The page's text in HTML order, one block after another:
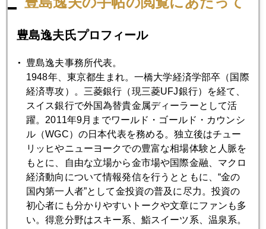
視野の円高。
そして国際金価格は９ドルほど上昇中。米国債１０年の利回
マネー流入中。日本時間夕方時点。
2021年
1月 2月 3月 4月 5月 6月
7月 8月 9月 10月 11月 12月
2021年11月30日
パウエル議会証言原文公表、利上げ観測後退に一石
豊島逸夫氏プロフィール
豊島逸夫事務所代表。
1948年、東京都生まれ。一橋大学経済学部卒（国際
経済専攻）。三菱銀行（現三菱UFJ銀行）を経て、
スイス銀行で外国為替貴金属ディーラーとして活
躍。2011年9月までワールド・ゴールド・カウンシ
ル（WGC）の日本代表を務める。独立後はチュー
リッヒやニューヨークでの豊富な相場体験と人脈を
もとに、自由な立場から金市場や国際金融、マクロ
経済動向について情報発信を行うとともに、“金の
国内第一人者”として金投資の普及に尽力。投資の
初心者にも分かりやすいトークや文章にファンも多
い。得意分野はスキー系、鮨スイーツ系、温泉系。